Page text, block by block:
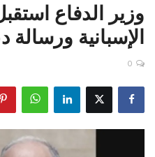
الأخبار
كتّابنا
اقتصاد
وزير الدفاع
الإسبانية ورسالة
0